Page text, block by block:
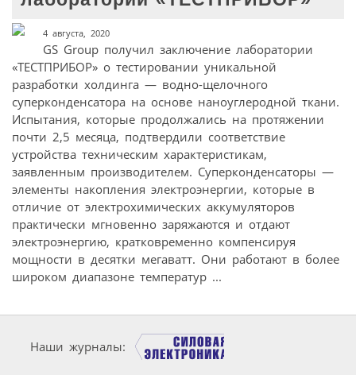
4 августа, 2020
GS Group получил заключение лаборатории
«ТЕСТПРИБОР» о тестировании уникальной
разработки холдинга — водно-щелочного
суперконденсатора на основе наноуглеродной ткани.
Испытания, которые продолжались на протяжении
почти 2,5 месяца, подтвердили соответствие
устройства техническим характеристикам,
заявленным производителем. Суперконденсаторы —
элементы накопления электроэнергии, которые в
отличие от электрохимических аккумуляторов
практически мгновенно заряжаются и отдают
электроэнергию, кратковременно компенсируя
мощности в десятки мегаватт. Они работают в более
широком диапазоне температур ...
Наши журналы: